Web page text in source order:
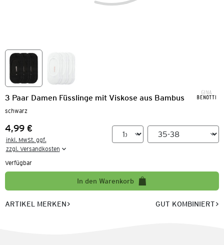
3 Paar Damen Füsslinge mit Viskose aus Bambus
schwarz
Preis:
4,99 €
inkl. MwSt. ggf.
zzgl. Versandkosten
Verfügbar
In den Warenkorb
ARTIKEL MERKEN GUT KOMBINIERT